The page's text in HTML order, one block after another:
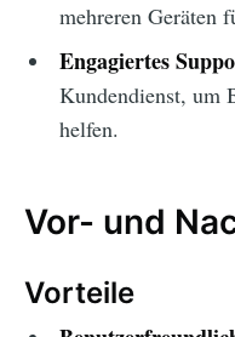
mehreren Geräten
Engagiertes
Kundendienst, um
helfen.
Vor- und
Vorteile